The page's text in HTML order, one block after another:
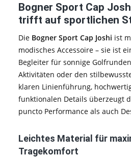
Bogner Sport Cap
trifft auf sportlichen
Die Bogner Sport Cap Joshi ist
modisches Accessoire – sie ist
Begleiter für sonnige
Aktivitäten oder den
klaren Linienführung,
funktionalen Details überzeugt
puncto Performance als auch
Leichtes Material für
Tragekomfort